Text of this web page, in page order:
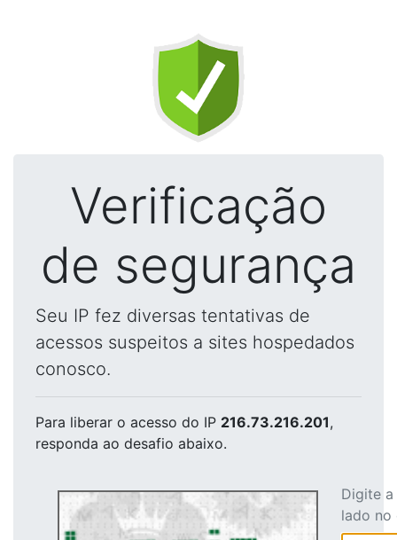
Verificação
de segurança
Seu IP fez diversas tentativas de
acessos suspeitos a sites hospedados
conosco.
Para liberar o acesso do IP 216.73.216.201,
responda ao desafio abaixo.
Digite
lado no